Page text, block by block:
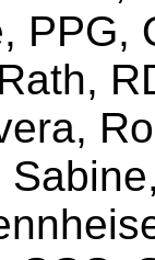
PPG,